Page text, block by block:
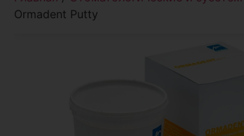
Ormadent Putty